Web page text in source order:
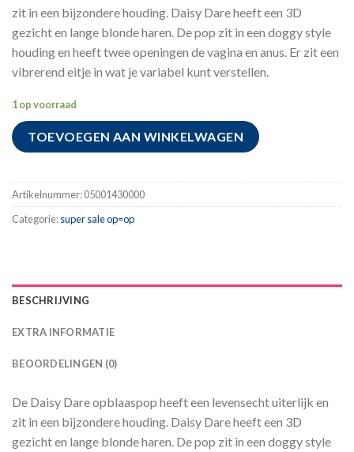
zit in een bijzondere houding. Daisy Dare heeft een 3D
gezicht en lange blonde haren. De pop zit in een doggy style
houding en heeft twee openingen de vagina en anus. Er zit een
vibrerend eitje in wat je variabel kunt verstellen.
1 op voorraad
TOEVOEGEN AAN WINKELWAGEN
Artikelnummer:05001430000
Categorie:super sale op=op
BESCHRIJVING
EXTRA INFORMATIE
BEOORDELINGEN (0)
De Daisy Dare opblaaspop heeft een levensecht uiterlijk en
zit in een bijzondere houding. Daisy Dare heeft een 3D
gezicht en lange blonde haren. De pop zit in een doggy style